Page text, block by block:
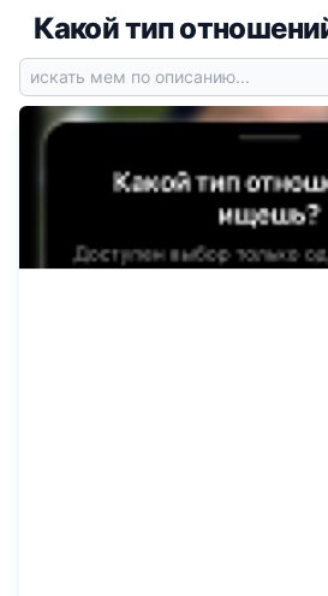
Какой тип